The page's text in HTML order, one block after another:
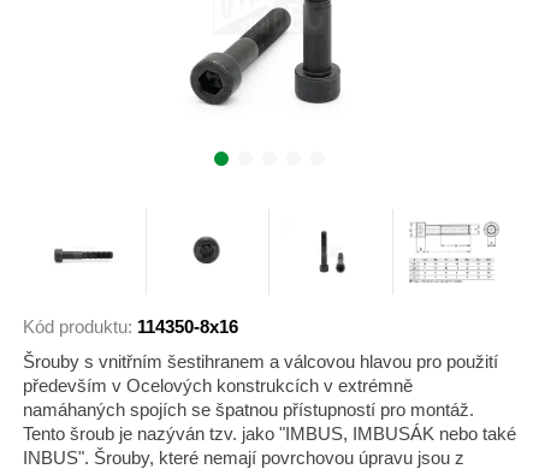
Kód produktu: 114350-8x16
Šrouby s vnitřním šestihranem a válcovou hlavou pro použití
především v Ocelových konstrukcích v extrémně
namáhaných spojích se špatnou přístupností pro montáž.
Tento šroub je nazýván tzv. jako "IMBUS, IMBUSÁK nebo také
INBUS". Šrouby, které nemají povrchovou úpravu jsou z